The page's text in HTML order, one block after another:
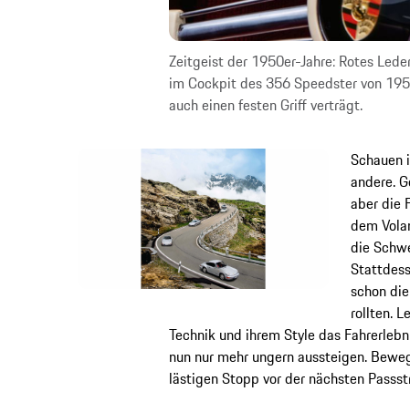
Zeitgeist der 1950er-Jahre: Rotes
im Cockpit des 356 Speedster von
auch einen festen Griff verträgt.
Schauen
andere.
aber die
dem
die
schon
rollten.
Technik und ihrem Style das
nun nur mehr ungern aussteigen.
lästigen Stopp vor der nächsten